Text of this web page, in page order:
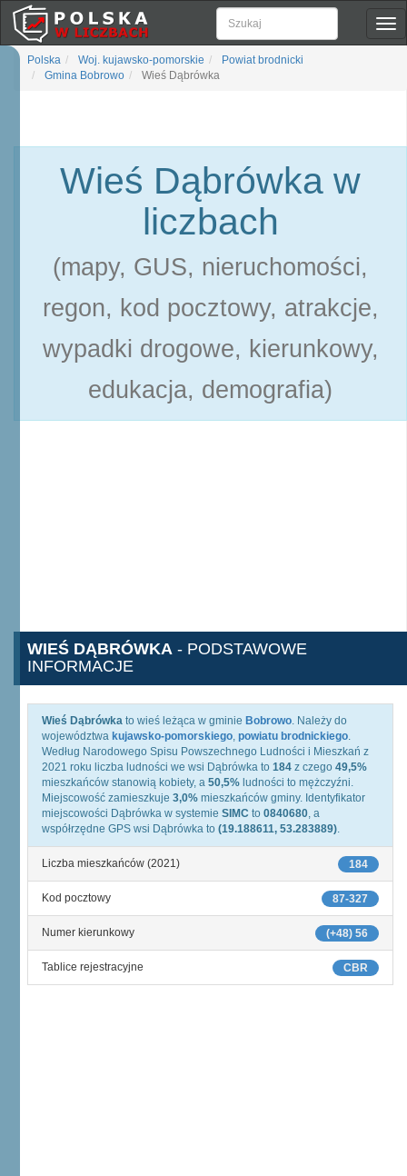
Polska Woj. kujawsko-pomorskie
Powiat brodnicki
Gmina Bobrowo
Wieś Dąbrówka
Wieś Dąbrówka w
liczbach
(mapy, GUS, nieruchomości,
regon, kod pocztowy, atrakcje,
wypadki drogowe, kierunkowy,
edukacja, demografia)
WIEŚ DĄBRÓWKA - PODSTAWOWE
INFORMACJE
Wieś Dąbrówka to wieś leżąca w gminie Bobrowo. Należy do
województwa kujawsko-pomorskiego, powiatu brodnickiego.
Według Narodowego Spisu Powszechnego Ludności i Mieszkań z
2021 roku liczba ludności we wsi Dąbrówka to 184 z czego 49,5%
mieszkańców stanowią kobiety, a 50,5% ludności to mężczyźni.
Miejscowość zamieszkuje 3,0% mieszkańców gminy. Identyfikator
miejscowości Dąbrówka w systemie SIMC to 0840680, a
współrzędne GPS wsi Dąbrówka to (19.188611, 53.283889).
184
Liczba mieszkańców (2021)
87-327
Kod pocztowy
(+48) 56
Numer kierunkowy
CBR
Tablice rejestracyjne